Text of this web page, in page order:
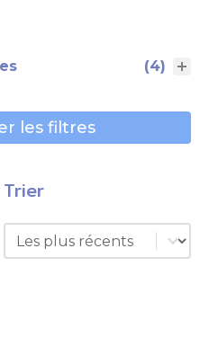
(4)
les filtres
Trier
Trier
Trier